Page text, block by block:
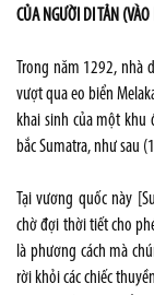
CỦA NGƯỜI DI TẢN
Trong năm 1292, nhà
vượt qua eo biển
khai sinh của một khu
bắc Sumatra, như sau
Tại vương quốc này
chờ đợi thời tiết cho
là phương cách mà
rời khỏi các chiếc